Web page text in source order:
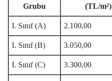
Grubu
(TL/m²)
I. Sınıf (A) 2.100,00
I. Sınıf (B) 3.050,00
I. Sınıf (C) 3.300,00